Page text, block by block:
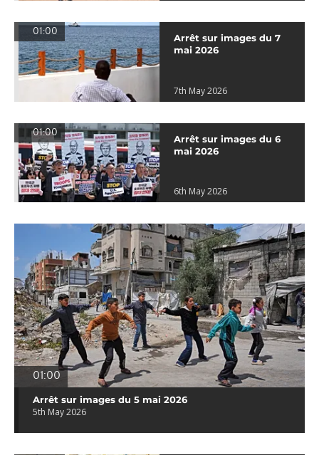
01:00
Arrêt sur images du 7
mai 2026
7th May 2026
01:00
Arrêt sur images du 6
mai 2026
6th May 2026
01:00
Arrêt sur images du 5 mai 2026
5th May 2026